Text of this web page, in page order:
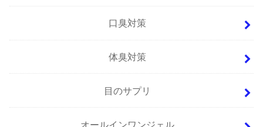
口臭対策
体臭対策
目のサプリ
オールインワンジェル